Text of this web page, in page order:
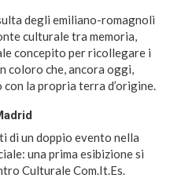
degli emiliano-romagnoli
culturale tra memoria,
concepito per ricollegare i
che, ancora oggi,
la propria terra d’origine.
di un doppio evento nella
una prima esibizione si
Culturale Com.It.Es.